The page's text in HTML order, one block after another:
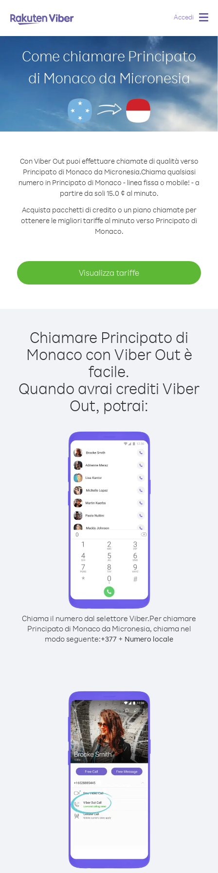
Accedi
Come chiamare Principato
di Monaco da Micronesia
Con Viber Out puoi effettuare chiamate di qualità verso
Principato di Monaco da Micronesia.Chiama qualsiasi
numero in Principato di Monaco - linea fissa o mobile! - a
partire da soli 15.0 ¢ al minuto.
Acquista pacchetti di credito o un piano chiamate per
ottenere le migliori tariffe al minuto verso Principato di
Monaco.
Visualizza tariffe
Chiamare Principato di
Monaco con Viber Out è
facile.
Quando avrai crediti Viber
Out, potrai:
Chiama il numero dal selettore Viber.Per chiamare
Principato di Monaco da Micronesia, chiama nel
modo seguente:+377 + Numero locale